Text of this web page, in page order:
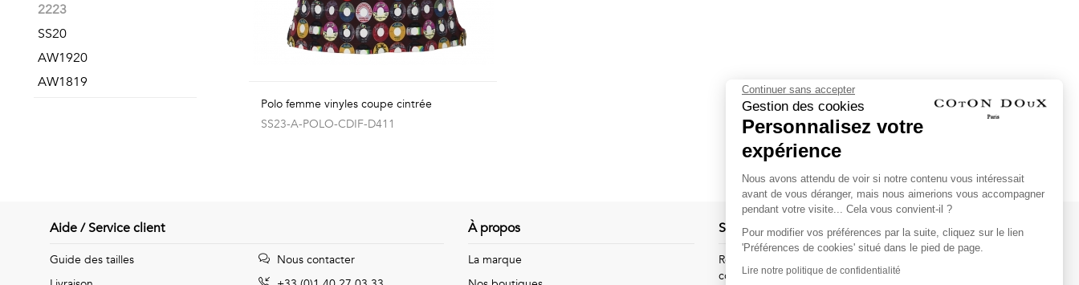
2223
SS20
AW1920
AW1819
Polo femme vinyles coupe cintrée
SS23-A-POLO-CDIF-D411
Aide / Service client
Guide des tailles
Nous contacter
À propos
La marque
Suivez-nous !
Recevez par email l'actualité de Coton Doux : nouvelles
collections, remises spéciales et ventes privées...
Continuer sans accepter
Gestion des cookies
Personnalisez votre
expérience
Nous avons attendu de voir si notre contenu vous intéressait
avant de vous déranger, mais nous aimerions vous accompagner
pendant votre visite... Cela vous convient-il ?
Pour modifier vos préférences par la suite, cliquez sur le lien
'Préférences de cookies' situé dans le pied de page.
Lire notre politique de confidentialité